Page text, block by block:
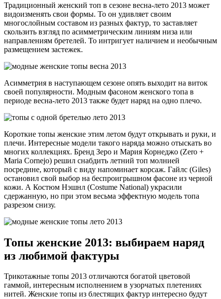
Традиционный женский топ в сезоне весна-лето 2013 может
видоизменять свои формы. То он удивляет своим
многослойным составом из разных фактур, то заставляет
скользить взгляд по асимметрическим линиям низа или
направлениям бретелей. То интригует наличием и необычным
размещением застежек.
Асимметрия в наступающем сезоне опять выходит на виток
своей популярности. Модным фасоном женского топа в
периоде весна-лето 2013 также будет наряд на одно плечо.
Короткие топы женские этим летом будут открывать и руки, и
плечи. Интересные модели такого наряда можно отыскать во
многих коллекциях. Бренд Зеро и Мария Корнеджо (Zero +
Maria Cornejo) решил снабдить летний топ молнией
посредине, который с виду напоминает корсаж. Гайлс (Giles)
остановил свой выбор на беспроигрышном фасоне из черной
кожи. А Костюм Нэшнл (Costume National) украсили
сдержанную, но при этом весьма эффектную модель топа
разрезом снизу.
Топы женские 2013: выбираем наряд
из любимой фактуры
Трикотажные топы 2013 отличаются богатой цветовой
гаммой, интересным исполнением в узорчатых плетениях
нитей. Женские топы из блестящих фактур интересно будут